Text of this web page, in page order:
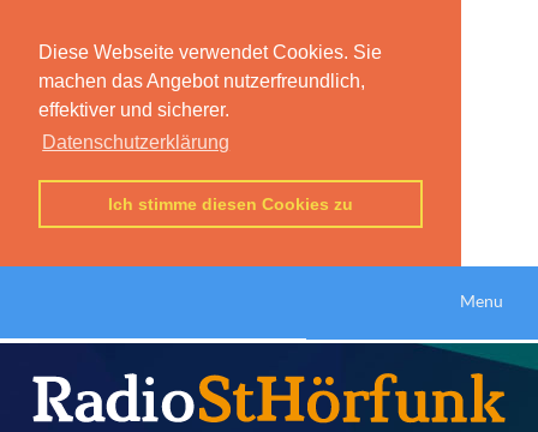
Diese Webseite verwendet Cookies. Sie
machen das Angebot nutzerfreundlich,
effektiver und sicherer.
Datenschutzerklärung
Ich stimme diesen Cookies zu
Menu